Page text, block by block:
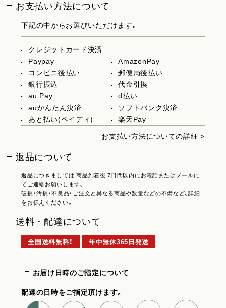
お支払い方法について
下記の中からお選びいただけます。
クレジットカード決済
Paypay
AmazonPay
コンビニ後払い
郵便局後払い
銀行振込
代金引換
au Pay
d払い
auかんたん決済
ソフトバンク決済
あと払い(ペイディ)
楽天Pay
お支払い方法についての詳細 >
返品について
返品につきましては 商品到着後 7日間以内にお電話またはメールに
てご連絡お願いします。
破損・汚損・不良品・ご注文と異なる商品や数量などの不備など、詳細
をお伝えください。
送料・配達について
全国送料無料！ 年中無休365日発送
お届け日時のご指定について
配達の日時をご指定頂けます。